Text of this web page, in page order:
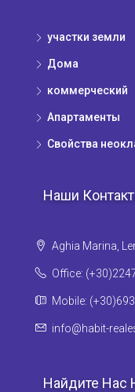
участки земли
Дома
коммерческий
Апартаменты
Свойства
Наши
Aghia Marina,
Office:
Mobile:
info@habit-
Найдите Нас